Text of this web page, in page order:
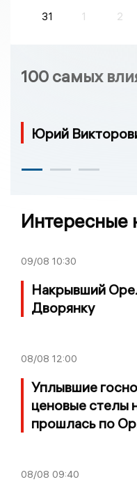
31
1 2
100 самых
Юрий
Интересные
09/08 10:30
Накрывший
Дворянку
08/08 12:00
Уплывшие
ценовые стелы
прошлась по
08/08 09:40